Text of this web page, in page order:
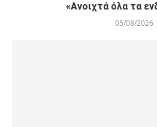
«Ανοιχτά όλα τα
05/08/2026